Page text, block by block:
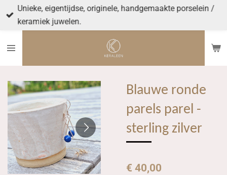
Ga
direct
de
Unieke, eigentijdse, originele, handgemaakte porselein /
keramiek juwelen.
Blauwe ronde
parels parel -
sterling zilver
€ 40,00